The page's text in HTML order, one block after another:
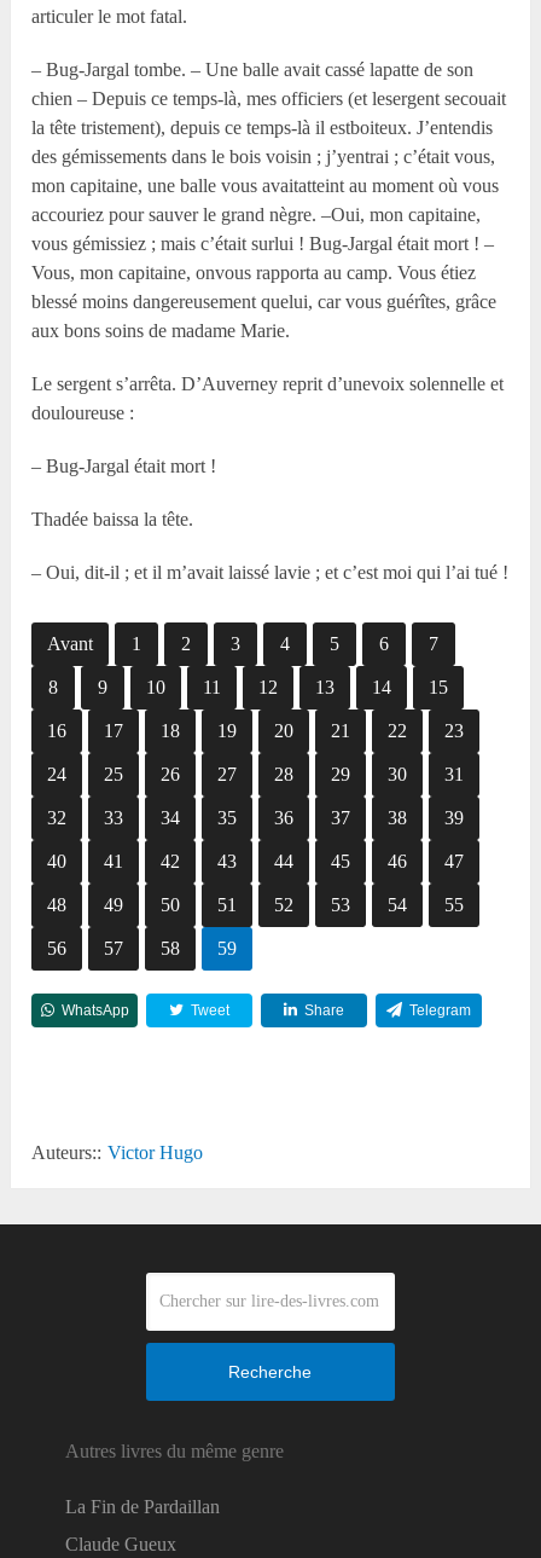
articuler le mot fatal.
– Bug-Jargal tombe. – Une balle avait cassé lapatte de son
chien – Depuis ce temps-là, mes officiers (et lesergent secouait
la tête tristement), depuis ce temps-là il estboiteux. J’entendis
des gémissements dans le bois voisin ; j’yentrai ; c’était vous,
mon capitaine, une balle vous avaitatteint au moment où vous
accouriez pour sauver le grand nègre. –Oui, mon capitaine,
vous gémissiez ; mais c’était surlui ! Bug-Jargal était mort ! –
Vous, mon capitaine, onvous rapporta au camp. Vous étiez
blessé moins dangereusement quelui, car vous guérîtes, grâce
aux bons soins de madame Marie.
Le sergent s’arrêta. D’Auverney reprit d’unevoix solennelle et
douloureuse :
– Bug-Jargal était mort !
Thadée baissa la tête.
– Oui, dit-il ; et il m’avait laissé lavie ; et c’est moi qui l’ai tué !
Avant 1 2 3 4 5 6 7
8 9 10 11 12 13 14 15
16 17 18 19 20 21 22 23
24 25 26 27 28 29 30 31
32 33 34 35 36 37 38 39
40 41 42 43 44 45 46 47
48 49 50 51 52 53 54 55
56 57 58 59
WhatsApp Tweet Share Telegram
Auteurs:: Victor Hugo
Recherche
Autres livres du même genre
La Fin de Pardaillan
Claude Gueux